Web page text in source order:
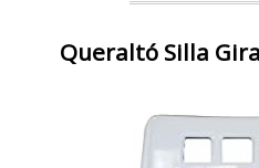
Queraltó Silla